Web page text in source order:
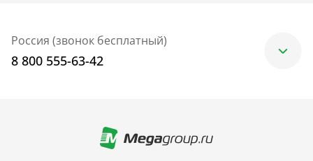
Россия (звонок бесплатный)
8 800 555-63-42
+7 (499) 705-30-10